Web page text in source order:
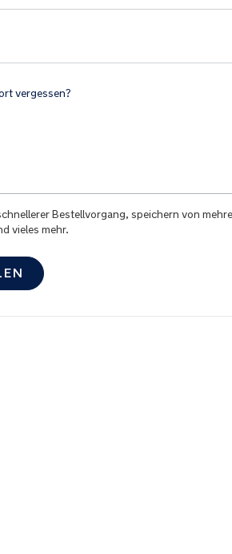
vergessen?
Bestellvorgang, speichern von
vieles mehr.